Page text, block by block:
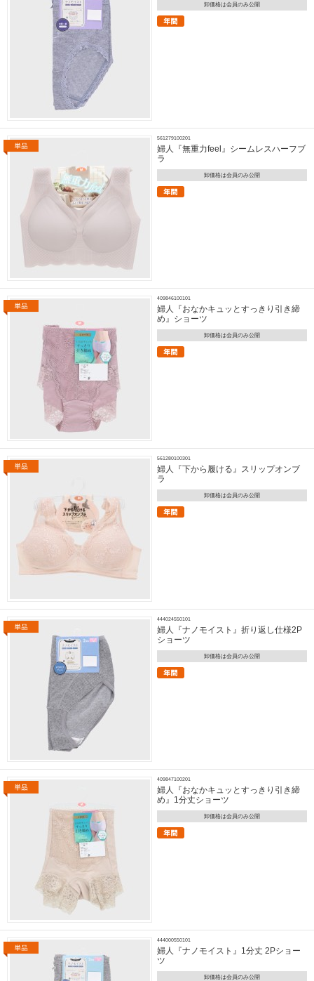
卸価格は会員のみ公開
561279100201
婦人『無重力feel』シームレスハーフブ
ラ
卸価格は会員のみ公開
409846100101
婦人『おなかキュッとすっきり引き締
め』ショーツ
卸価格は会員のみ公開
561280100301
婦人『下から履ける』スリップオンブ
ラ
卸価格は会員のみ公開
444024550101
婦人『ナノモイスト』折り返し仕様2P
ショーツ
卸価格は会員のみ公開
409847100201
婦人『おなかキュッとすっきり引き締
め』1分丈ショーツ
卸価格は会員のみ公開
444000550101
婦人『ナノモイスト』1分丈 2Pショー
ツ
卸価格は会員のみ公開